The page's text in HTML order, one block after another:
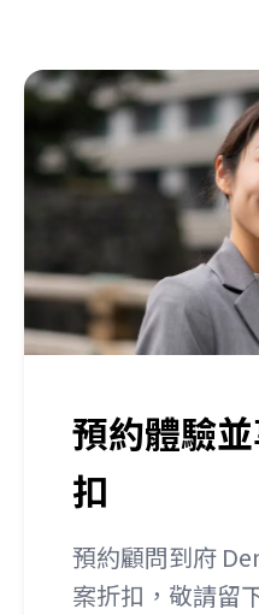
預約體驗
扣
預約顧問到府
案折扣， 敬請留